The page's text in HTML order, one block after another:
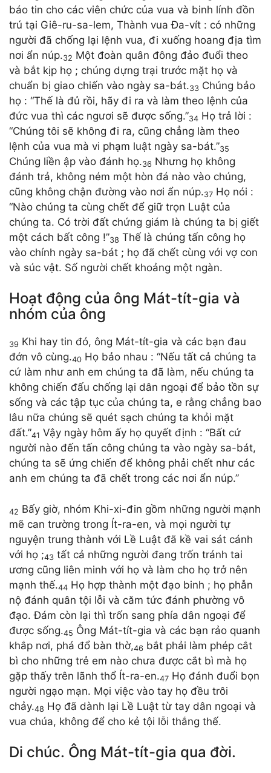
báo tin cho các viên chức của vua và binh lính đồn
trú tại Giê-ru-sa-lem, Thành vua Đa-vít : có những
người đã chống lại lệnh vua, đi xuống hoang địa tìm
nơi ẩn núp.32 Một đoàn quân đông đảo đuổi theo
và bắt kịp họ ; chúng dựng trại trước mặt họ và
chuẩn bị giao chiến vào ngày sa-bát.33 Chúng bảo
họ : “Thế là đủ rồi, hãy đi ra và làm theo lệnh của
đức vua thì các ngươi sẽ được sống.”34 Họ trả lời :
“Chúng tôi sẽ không đi ra, cũng chẳng làm theo
lệnh của vua mà vi phạm luật ngày sa-bát.”35
Chúng liền ập vào đánh họ.36 Nhưng họ không
đánh trả, không ném một hòn đá nào vào chúng,
cũng không chận đường vào nơi ẩn núp.37 Họ nói :
“Nào chúng ta cùng chết để giữ trọn Luật của
chúng ta. Có trời đất chứng giám là chúng ta bị giết
một cách bất công !”38 Thế là chúng tấn công họ
vào chính ngày sa-bát ; họ đã chết cùng với vợ con
và súc vật. Số người chết khoảng một ngàn.
Hoạt động của ông Mát-tít-gia và
nhóm của ông
39 Khi hay tin đó, ông Mát-tít-gia và các bạn đau
đớn vô cùng.40 Họ bảo nhau : “Nếu tất cả chúng ta
cứ làm như anh em chúng ta đã làm, nếu chúng ta
không chiến đấu chống lại dân ngoại để bảo tồn sự
sống và các tập tục của chúng ta, e rằng chẳng bao
lâu nữa chúng sẽ quét sạch chúng ta khỏi mặt
đất.”41 Vậy ngày hôm ấy họ quyết định : “Bất cứ
người nào đến tấn công chúng ta vào ngày sa-bát,
chúng ta sẽ ứng chiến để không phải chết như các
anh em chúng ta đã chết trong các nơi ẩn núp.”
42 Bấy giờ, nhóm Khi-xi-đin gồm những người mạnh
mẽ can trường trong Ít-ra-en, và mọi người tự
nguyện trung thành với Lề Luật đã kề vai sát cánh
với họ ;43 tất cả những người đang trốn tránh tai
ương cũng liên minh với họ và làm cho họ trở nên
mạnh thế.44 Họ hợp thành một đạo binh ; họ phẫn
nộ đánh quân tội lỗi và căm tức đánh phường vô
đạo. Đám còn lại thì trốn sang phía dân ngoại để
được sống.45 Ông Mát-tít-gia và các bạn rảo quanh
khắp nơi, phá đổ bàn thờ,46 bắt phải làm phép cắt
bì cho những trẻ em nào chưa được cắt bì mà họ
gặp thấy trên lãnh thổ Ít-ra-en.47 Họ đánh đuổi bọn
người ngạo mạn. Mọi việc vào tay họ đều trôi
chảy.48 Họ đã dành lại Lề Luật từ tay dân ngoại và
vua chúa, không để cho kẻ tội lỗi thắng thế.
Di chúc. Ông Mát-tít-gia qua đời.